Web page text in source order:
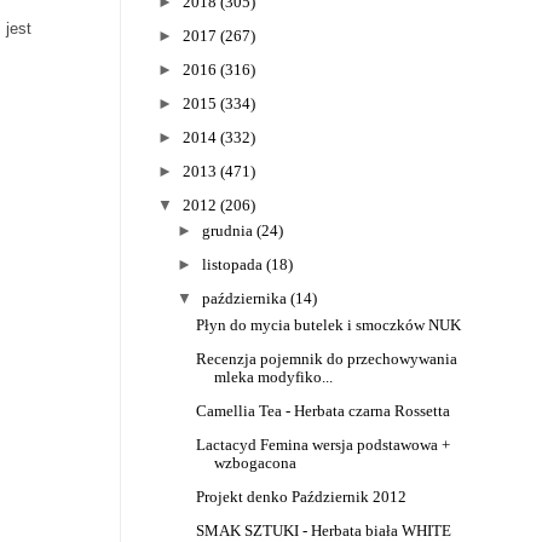
jest
► 2017 (267)
► 2016 (316)
► 2015 (334)
► 2014 (332)
► 2013 (471)
▼
2012 (206)
► grudnia (24)
► listopada (18)
▼
października (14)
Płyn do mycia butelek i smoczków NUK
Recenzja pojemnik do przechowywania
mleka modyfiko...
Camellia Tea - Herbata czarna Rossetta
Lactacyd Femina wersja podstawowa +
wzbogacona
Projekt denko Październik 2012
SMAK SZTUKI - Herbata biała WHITE